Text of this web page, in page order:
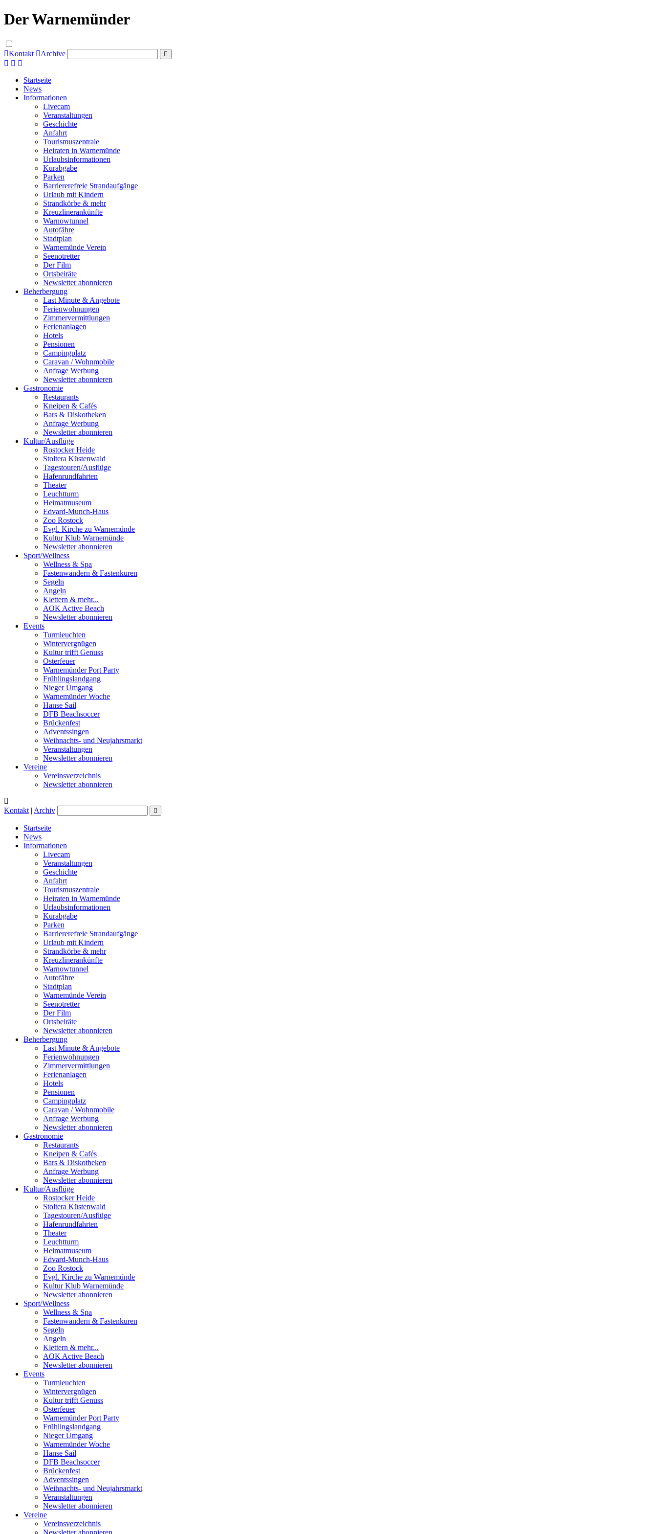
Der Warnemünder
Kontakt Archive
Startseite
News
Informationen
Livecam
Veranstaltungen
Geschichte
Anfahrt
Tourismuszentrale
Heiraten in Warnemünde
Urlaubsinformationen
Kurabgabe
Parken
Barriererefreie Strandaufgänge
Urlaub mit Kindern
Strandkörbe & mehr
Kreuzlinerankünfte
Warnowtunnel
Autofähre
Stadtplan
Warnemünde Verein
Seenotretter
Der Film
Ortsbeiräte
Newsletter abonnieren
Beherbergung
Last Minute & Angebote
Ferienwohnungen
Zimmervermittlungen
Ferienanlagen
Hotels
Pensionen
Campingplatz
Caravan / Wohnmobile
Anfrage Werbung
Newsletter abonnieren
Gastronomie
Restaurants
Kneipen & Cafés
Bars & Diskotheken
Anfrage Werbung
Newsletter abonnieren
Kultur/Ausflüge
Rostocker Heide
Stoltera Küstenwald
Tagestouren/Ausflüge
Hafenrundfahrten
Theater
Leuchtturm
Heimatmuseum
Edvard-Munch-Haus
Zoo Rostock
Evgl. Kirche zu Warnemünde
Kultur Klub Warnemünde
Newsletter abonnieren
Sport/Wellness
Wellness & Spa
Fastenwandern & Fastenkuren
Segeln
Angeln
Klettern & mehr...
AOK Active Beach
Newsletter abonnieren
Events
Turmleuchten
Wintervergnügen
Kultur trifft Genuss
Osterfeuer
Warnemünder Port Party
Frühlingslandgang
Nieger Ümgang
Warnemünder Woche
Hanse Sail
DFB Beachsoccer
Brückenfest
Adventssingen
Weihnachts- und Neujahrsmarkt
Veranstaltungen
Newsletter abonnieren
Vereine
Vereinsverzeichnis
Newsletter abonnieren
Kontakt | Archiv
Startseite
News
Informationen
Livecam
Veranstaltungen
Geschichte
Anfahrt
Tourismuszentrale
Heiraten in Warnemünde
Urlaubsinformationen
Kurabgabe
Parken
Barriererefreie Strandaufgänge
Urlaub mit Kindern
Strandkörbe & mehr
Kreuzlinerankünfte
Warnowtunnel
Autofähre
Stadtplan
Warnemünde Verein
Seenotretter
Der Film
Ortsbeiräte
Newsletter abonnieren
Beherbergung
Last Minute & Angebote
Ferienwohnungen
Zimmervermittlungen
Ferienanlagen
Hotels
Pensionen
Campingplatz
Caravan / Wohnmobile
Anfrage Werbung
Newsletter abonnieren
Gastronomie
Restaurants
Kneipen & Cafés
Bars & Diskotheken
Anfrage Werbung
Newsletter abonnieren
Kultur/Ausflüge
Rostocker Heide
Stoltera Küstenwald
Tagestouren/Ausflüge
Hafenrundfahrten
Theater
Leuchtturm
Heimatmuseum
Edvard-Munch-Haus
Zoo Rostock
Evgl. Kirche zu Warnemünde
Kultur Klub Warnemünde
Newsletter abonnieren
Sport/Wellness
Wellness & Spa
Fastenwandern & Fastenkuren
Segeln
Angeln
Klettern & mehr...
AOK Active Beach
Newsletter abonnieren
Events
Turmleuchten
Wintervergnügen
Kultur trifft Genuss
Osterfeuer
Warnemünder Port Party
Frühlingslandgang
Nieger Ümgang
Warnemünder Woche
Hanse Sail
DFB Beachsoccer
Brückenfest
Adventssingen
Weihnachts- und Neujahrsmarkt
Veranstaltungen
Newsletter abonnieren
Vereine
Vereinsverzeichnis
Newsletter abonnieren